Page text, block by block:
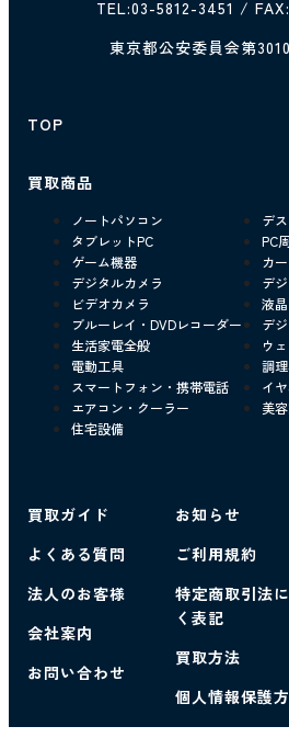
TEL:03-5812-3451 /
東京都公安委員会第
TOP
買取商品
ノートパソコン
デ
タブレットPC
PC
ゲーム機器
カ
デジタルカメラ
デ
ビデオカメラ
液
ブルーレイ・DVDレコーダー
デ
生活家電全般
ウ
電動工具
調
スマートフォン・携帯電話
イ
エアコン・クーラー
美
住宅設備
買取ガイド
よくある質問
法人のお客様
会社案内
お問い合わせ
お知らせ
ご利用規約
特定商取引法
く表記
買取方法
個人情報保護